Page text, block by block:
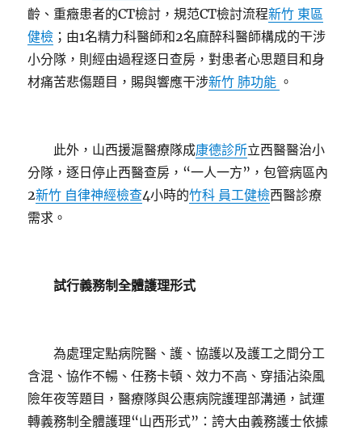
齡、重癥患者的CT檢討，規范CT檢討流程新竹 東區
健檢 ；由1名精力科醫師和2名麻醉科醫師構成的干涉
小分隊，則經由過程逐日查房，對患者心思題目和身
材痛苦悲傷題目，賜與響應干涉新竹 肺功能 。
此外，山西援滬醫療隊成康德診所立西醫醫治小
分隊，逐日停止西醫查房，“一人一方”，包管病區內
2新竹 自律神經檢查4小時的竹科 員工健檢西醫診療
需求。
試行義務制全體護理形式
為處理定點病院醫、護、協護以及護工之間分工
含混、協作不暢、任務卡頓、效力不高、穿插沾染風
險年夜等題目，醫療隊與公惠病院護理部溝通，試運
轉義務制全體護理“山西形式”：誇大由義務護士依據